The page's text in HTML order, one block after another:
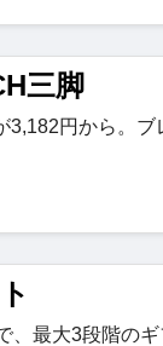
三脚
3,182円から。ブ
、最大3段階の